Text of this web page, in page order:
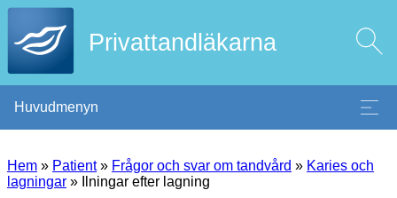
Privattandläkarna
Huvudmenyn
Hem » Patient» Frågor och svar om tandvård » Karies och
lagningar » Ilningar efter lagning